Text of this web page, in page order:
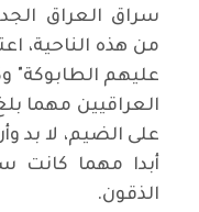
سراق العراق
من هذه الناحية،
عليهم الطابوكة"
العراقيين مهما
على الضيم، لا بد
أبدا مهما
الذقون.